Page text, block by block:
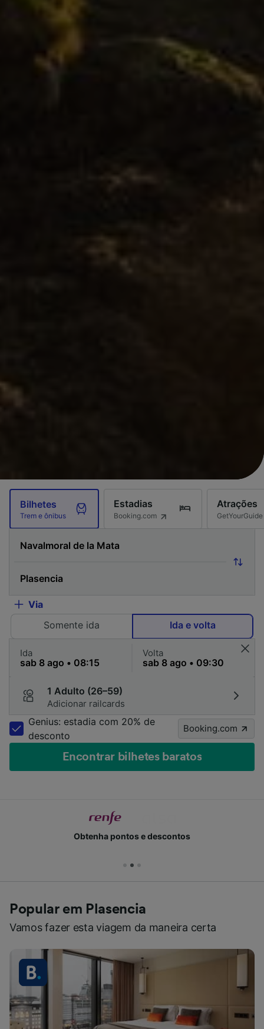
Bilhetes
Trem e ônibus
Estadias
Booking.com
Atrações
GetYourGuide
Via
Somente ida
Ida e volta
Ida Volta
1 Adulto (26–59)
Adicionar railcards
Genius: estadia com 20% de
desconto
Booking.com
Encontrar bilhetes baratos
Obtenha pontos e descontos
Popular em Plasencia
Vamos fazer esta viagem da maneira certa